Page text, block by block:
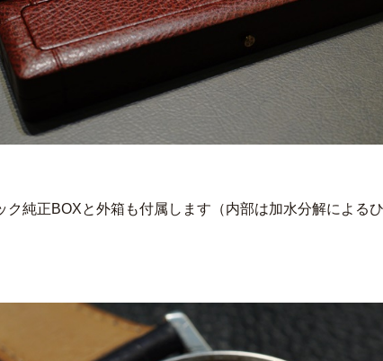
ク純正BOXと外箱も付属します（内部は加水分解による